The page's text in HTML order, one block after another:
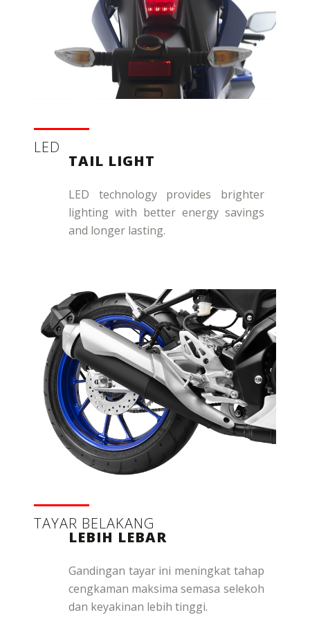
LED
TAIL LIGHT
LED technology provides brighter
lighting with better energy savings
and longer lasting.
TAYAR BELAKANG
LEBIH LEBAR
Gandingan tayar ini meningkat tahap
cengkaman maksima semasa selekoh
dan keyakinan lebih tinggi.